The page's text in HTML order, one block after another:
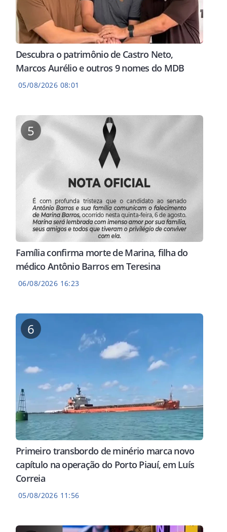
Descubra o patrimônio de Castro Neto,
Marcos Aurélio e outros 9 nomes do MDB
05/08/2026 08:01
5
Família confirma morte de Marina, filha do
médico Antônio Barros em Teresina
06/08/2026 16:23
6
Primeiro transbordo de minério marca novo
capítulo na operação do Porto Piauí, em Luís
Correia
05/08/2026 11:56